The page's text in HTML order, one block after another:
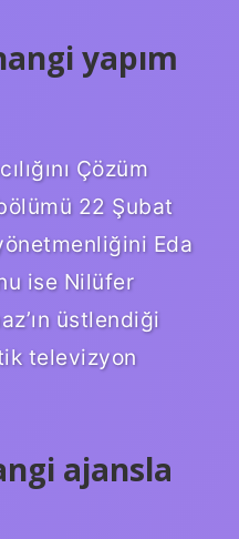
yapım
Çözüm
22 Şubat
Eda
ise Nilüfer
üstlendiği
televizyon
ajansla